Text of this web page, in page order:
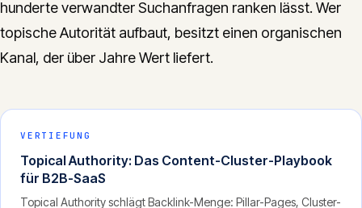
hunderte verwandter Suchanfragen ranken lässt. Wer
topische Autorität aufbaut, besitzt einen organischen
Kanal, der über Jahre Wert liefert.
VERTIEFUNG
Topical Authority: Das Content-Cluster-Playbook
für B2B-SaaS
Topical Authority schlägt Backlink-Menge: Pillar-Pages, Cluster-